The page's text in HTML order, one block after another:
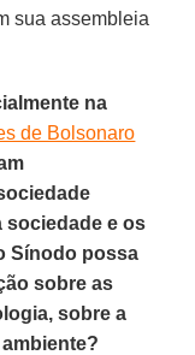
sua assembleia
na
de Bolsonaro
sociedade e os
Sínodo possa
sobre as
sobre a